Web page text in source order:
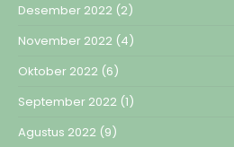
Desember 2022 (2)
November 2022 (4)
Oktober 2022 (6)
September 2022 (1)
Agustus 2022 (9)